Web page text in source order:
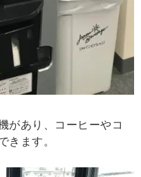
があり、コーヒーやコ
きます。